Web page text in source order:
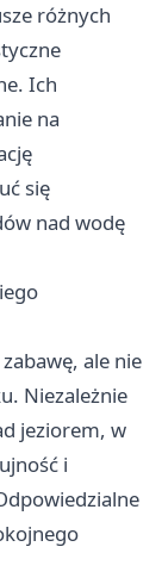
różnych
Ich
na
się
nad wodę
ale nie
Niezależnie
jeziorem, w
i